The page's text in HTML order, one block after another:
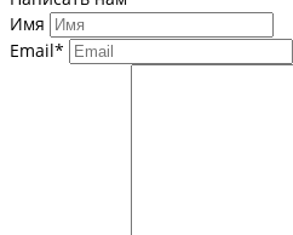
Имя
Email*